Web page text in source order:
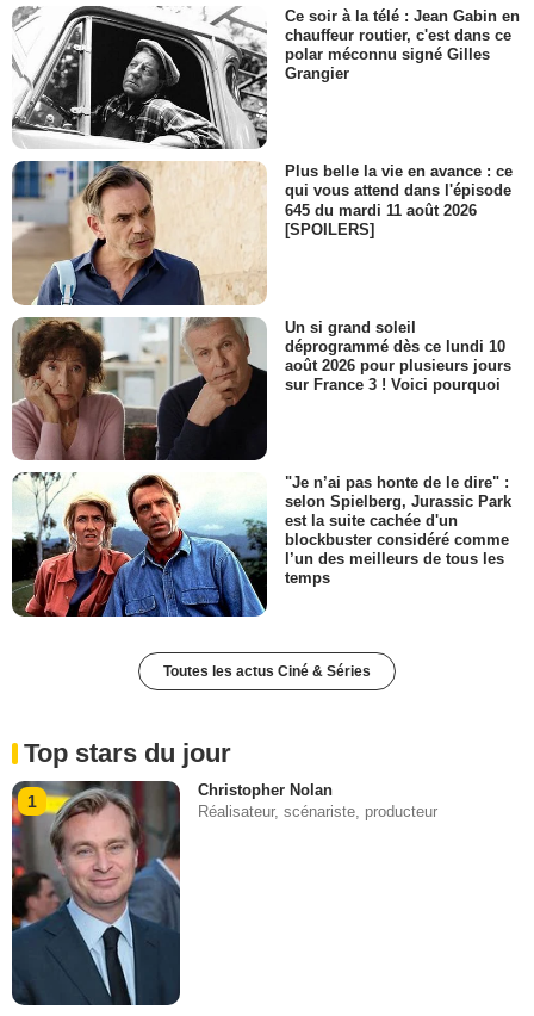
Ce soir à la télé : Jean Gabin en
chauffeur routier, c'est dans ce
polar méconnu signé Gilles
Grangier
Plus belle la vie en avance : ce
qui vous attend dans l'épisode
645 du mardi 11 août 2026
[SPOILERS]
Un si grand soleil
déprogrammé dès ce lundi 10
août 2026 pour plusieurs jours
sur France 3 ! Voici pourquoi
"Je n’ai pas honte de le dire" :
selon Spielberg, Jurassic Park
est la suite cachée d'un
blockbuster considéré comme
l’un des meilleurs de tous les
temps
Toutes les actus Ciné & Séries
Top stars du jour
1
Christopher Nolan
Réalisateur, scénariste, producteur